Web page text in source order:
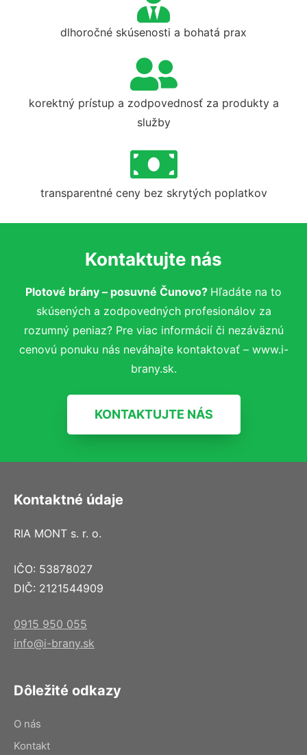
dlhoročné skúsenosti a bohatá prax
korektný prístup a zodpovednosť za produkty a
služby
transparentné ceny bez skrytých poplatkov
Kontaktujte nás
Plotové brány – posuvné Čunovo? Hľadáte na to
skúsených a zodpovedných profesionálov za
rozumný peniaz? Pre viac informácií či nezáväznú
cenovú ponuku nás neváhajte kontaktovať – www.i-
brany.sk.
KONTAKTUJTE NÁS
Kontaktné údaje
RIA MONT s. r. o.
IČO: 53878027
DIČ: 2121544909
0915 950 055
info@i-brany.sk
Dôležité odkazy
O nás
Kontakt